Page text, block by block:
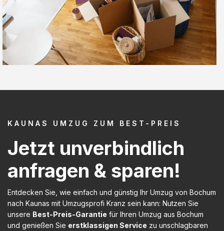
KAUNAS UMZUG ZUM BEST-PREIS
Jetzt unverbindlich
anfragen & sparen!
Entdecken Sie, wie einfach und günstig Ihr Umzug von Bochum
nach Kaunas mit Umzugsprofi Kranz sein kann: Nutzen Sie
unsere Best-Preis-Garantie für Ihren Umzug aus Bochum
und genießen Sie erstklassigen Service zu unschlagbaren